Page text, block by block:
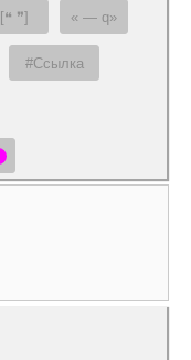
[❝ ❞] — q
#Ссылка